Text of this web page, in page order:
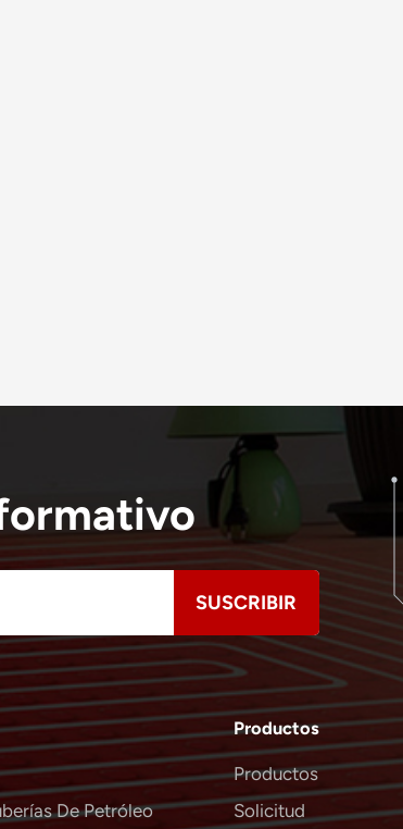
De Petróleo
Productos
Productos
Solicitud